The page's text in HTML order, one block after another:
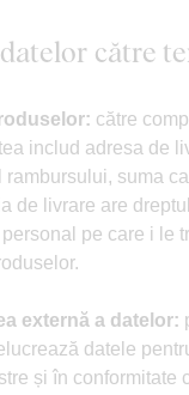
către
către
includ adresa de
rambursului, suma
de livrare are
pe care i le
externă a datelor:
datele
și în conformitate